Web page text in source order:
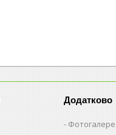
Додатково